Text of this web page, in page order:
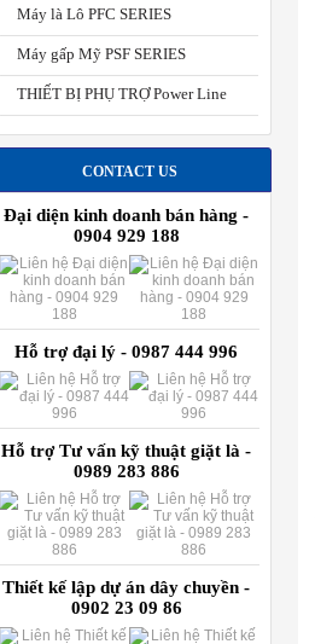
Máy là Lô PFC SERIES
Máy gấp Mỹ PSF SERIES
THIẾT BỊ PHỤ TRỢ Power Line
CONTACT US
Đại diện kinh doanh bán hàng -
0904 929 188
Hỗ trợ đại lý - 0987 444 996
Hỗ trợ Tư vấn kỹ thuật giặt là -
0989 283 886
Thiết kế lập dự án dây chuyền -
0902 23 09 86